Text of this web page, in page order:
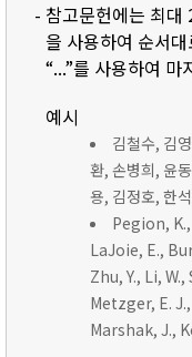
- 참고문헌에는 최대
을 사용하여 순서
“...”를 사용하여 마
예시
김철수, 김
환, 손병희, 윤
용, 김정호, 한
Pegion,
LaJoie, E.,
Zhu, Y., Li,
Metzger, E.
Marshak, J.,